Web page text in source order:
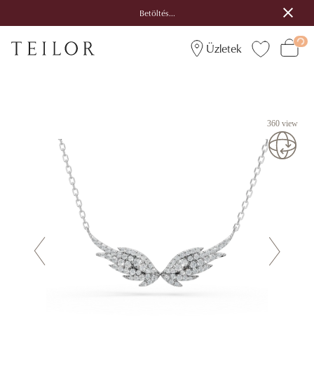
Betöltés...
Üzletek
360 view